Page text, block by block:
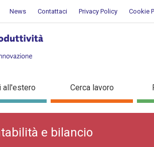
News Contattaci Privacy Policy Cookie
contabilità e
all'estero Cerca lavoro
e bilancio